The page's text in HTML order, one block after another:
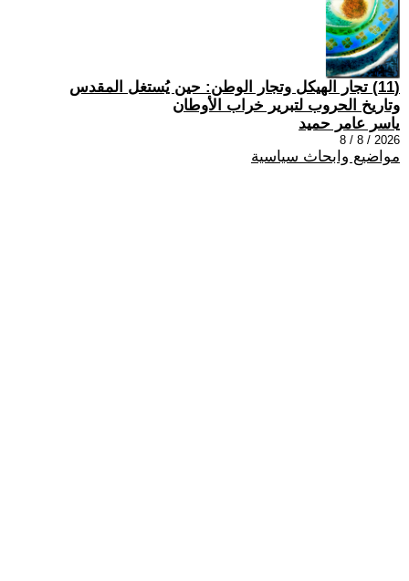
(11) تجار الهيكل وتجار الوطن: حين يُستغل المقدس
وتاريخ الحروب لتبرير خراب الأوطان
ياسر عامر حميد
2026 / 8 / 8
مواضيع وابحاث سياسية